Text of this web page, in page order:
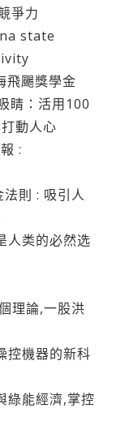
爭力
state
飛颺獎學金
睛：活用100
動人心
:
則 : 吸引人
人类的必然选
理論,一股洪
控機器的新科
綠能經濟,掌控